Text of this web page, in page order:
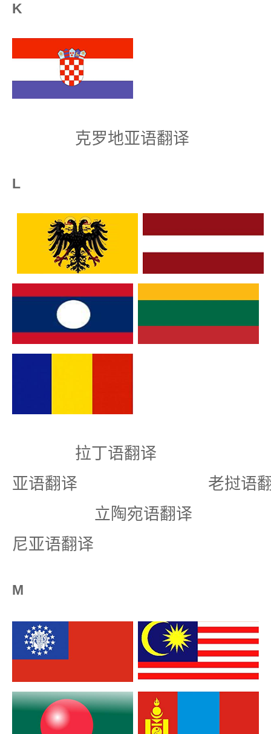
K
克罗地亚语翻译
L
拉丁语翻译
亚语翻译 老挝
立陶宛语翻
尼亚语翻译
M